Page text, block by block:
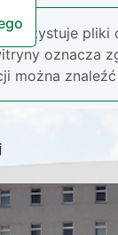
pliki
oznacza
można